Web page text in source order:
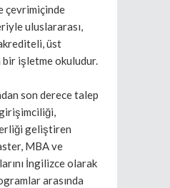
çevrimiçinde
uluslararası,
üst
bir işletme okuludur.
son derece talep
geliştiren
MBA ve
İngilizce olarak
arasında